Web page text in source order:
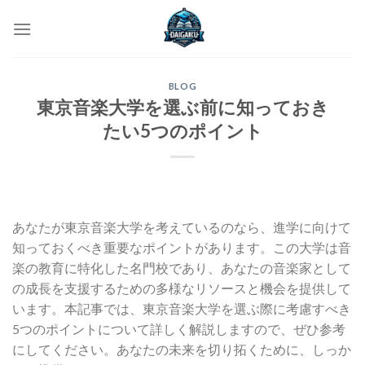
BLOG
東京音楽大学を選ぶ前に知っておき
たい5つのポイント
あなたが東京音楽大学を考えているのなら、進学に向けて
知っておくべき重要なポイントがあります。この大学は音
楽の教育に特化した名門校であり、あなたの音楽家として
の成長を支援するための多様なリソースと機会を提供して
います。本記事では、東京音楽大学を選ぶ際に考慮すべき
5つのポイントについて詳しく解説しますので、ぜひ参考
にしてください。あなたの未来を切り拓くために、しっか